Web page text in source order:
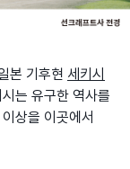
본 기후현 세키시
는 유구한 역사를
상을 이곳에서